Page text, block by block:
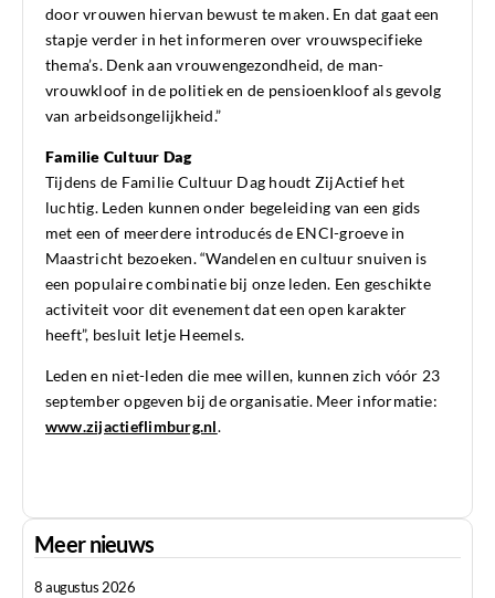
door vrouwen hiervan bewust te maken. En dat gaat een
stapje verder in het informeren over vrouwspecifieke
thema’s. Denk aan vrouwengezondheid, de man-
vrouwkloof in de politiek en de pensioenkloof als gevolg
van arbeidsongelijkheid.”
Familie Cultuur Dag
Tijdens de Familie Cultuur Dag houdt ZijActief het
luchtig. Leden kunnen onder begeleiding van een gids
met een of meerdere introducés de ENCI-groeve in
Maastricht bezoeken. “Wandelen en cultuur snuiven is
een populaire combinatie bij onze leden. Een geschikte
activiteit voor dit evenement dat een open karakter
heeft”, besluit Ietje Heemels.
Leden en niet-leden die mee willen, kunnen zich vóór 23
september opgeven bij de organisatie. Meer informatie:
www.zijactieflimburg.nl.
Meer nieuws
8 augustus 2026